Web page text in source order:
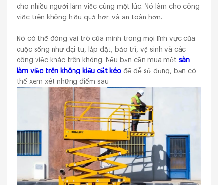
cho nhiều người làm việc cùng một lúc. Nó làm cho công
việc trên không hiệu quả hơn và an toàn hơn.
Nó có thể đóng vai trò của mình trong mọi lĩnh vực của
cuộc sống như đại tu, lắp đặt, bảo trì, vệ sinh và các
công việc khác trên không. Nếu bạn cần mua mộtsàn
làm việc trên không kiểu cắt kéo để dễ sử dụng, bạn có
thể xem xét những điểm sau: